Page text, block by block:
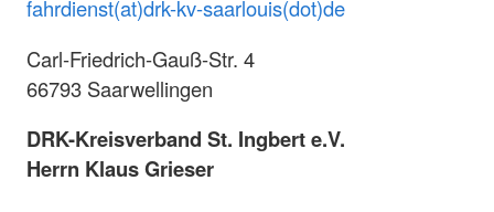
fahrdienst(at)drk-kv-saarlouis(dot)de
Carl-Friedrich-Gauß-Str. 4
66793 Saarwellingen
DRK-Kreisverband St. Ingbert e.V.
Herrn Klaus Grieser